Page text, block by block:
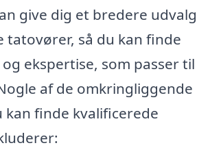
give dig et bredere udvalg
tatovører, så du kan finde
ekspertise, som passer til
af de omkringliggende
kan finde kvalificerede